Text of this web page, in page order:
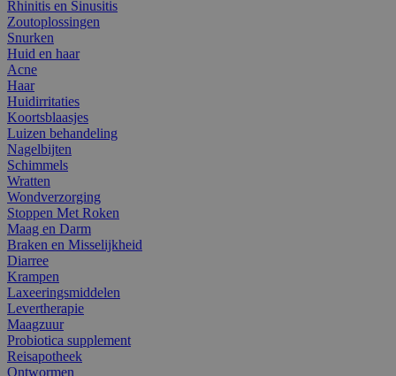
Rhinitis en Sinusitis
Zoutoplossingen
Snurken
Huid en haar
Acne
Haar
Huidirritaties
Koortsblaasjes
Luizen behandeling
Nagelbijten
Schimmels
Wratten
Wondverzorging
Stoppen Met Roken
Maag en Darm
Braken en Misselijkheid
Diarree
Krampen
Laxeeringsmiddelen
Levertherapie
Maagzuur
Probiotica supplement
Reisapotheek
Ontwormen